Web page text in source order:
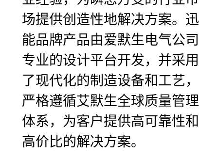
场提供创造性地解决方案。迅
能品牌产品由爱默生电气公司
专业的设计平台开发，并采用
了现代化的制造设备和工艺，
严格遵循艾默生全球质量管理
体系，为客户提供高可靠性和
高价比的解决方案。